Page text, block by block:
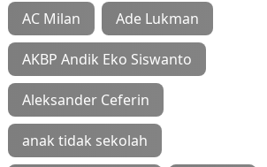
AC Milan Ade Lukman
AKBP Andik Eko Siswanto
Aleksander Ceferin
anak tidak sekolah